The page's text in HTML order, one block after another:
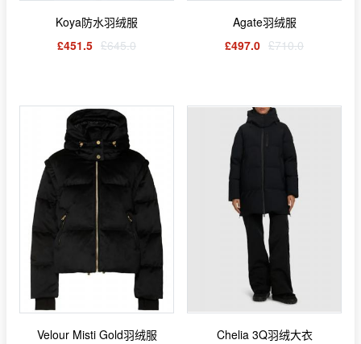
Koya防水羽绒服
£451.5 £645.0
Agate羽绒服
£497.0 £710.0
Velour Misti Gold羽绒服
Chelia 3Q羽绒大衣